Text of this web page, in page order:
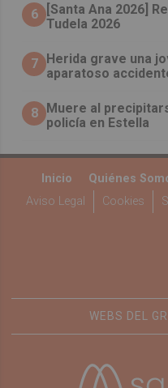
6
[Santa Ana 2026]
Tudela 2026
7 Herida grave una
aparatoso
8 Muere al
policía en Estella
Inicio Quiénes
Aviso Legal
Cookies
WEBS DEL